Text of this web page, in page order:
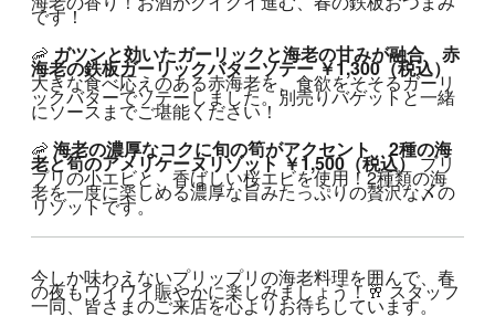
です！
🦐 ガツンと効いたガーリックと海老の甘みが融合 赤
海老の鉄板ガーリックバターソテー ￥1,300（税込）
大きな食べ応えのある赤海老を、食欲をそそるガーリ
ックバターでソテーしました。別売りバゲットと一緒
にソースまでご堪能ください！
🦐 海老の濃厚なコクに旬の筍がアクセント 2種の海
老と筍のアメリケーヌリゾット ￥1,500（税込） プリ
プリの小エビと、香ばしい桜エビを使用！2種類の海
老を一度に楽しめる濃厚な旨みたっぷりの贅沢な〆の
リゾットです。
今しか味わえないプリップリの海老料理を囲んで、春
の夜もワイワイ賑やかに楽しみましょう！🥂 スタッフ
一同、皆さまのご来店を心よりお待ちしています。